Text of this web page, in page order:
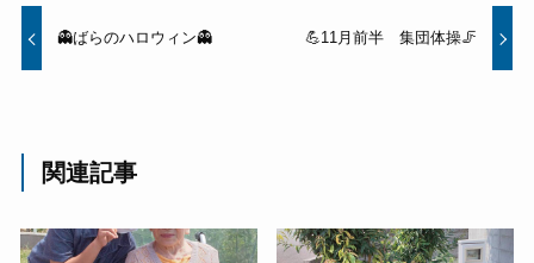
👻ばらのハロウィン👻 💪11月前半 集団体操🦵
関連記事